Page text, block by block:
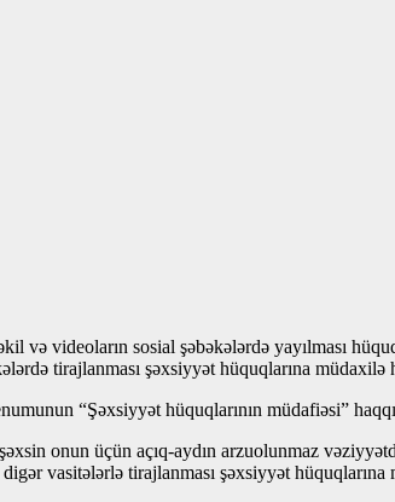
və videoların sosial şəbəkələrdə yayılması
tirajlanması şəxsiyyət hüquqlarına müdaxilə
“Şəxsiyyət hüquqlarının müdafiəsi”
onun üçün açıq-aydın arzuolunmaz
vasitələrlə tirajlanması şəxsiyyət hüquqlarına